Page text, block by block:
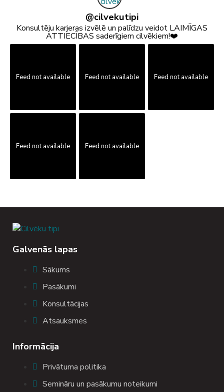
@cilvekutipi
Konsultēju karjeras izvēlē un palīdzu veidot LAIMĪGAS
ATTIECĪBAS saderīgiem cilvēkiem!❤️
Feed not available Feed not available Feed not available
Feed not available Feed not available
Galvenās lapas
Sākums
Pasākumi
Konsultācijas
Atsauksmes
Informācija
Privātuma politika
Semināru un pasākumu noteikumi